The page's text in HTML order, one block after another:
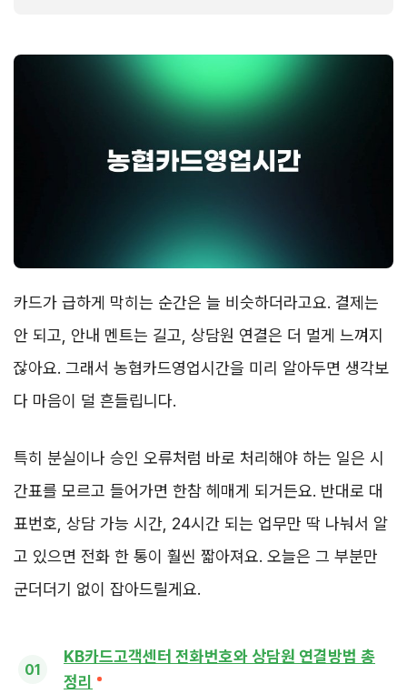
카드가 급하게 막히는 순간은 늘 비슷하더라고요. 결제는
안 되고, 안내 멘트는 길고, 상담원 연결은 더 멀게 느껴지
잖아요. 그래서 농협카드영업시간을 미리 알아두면 생각보
다 마음이 덜 흔들립니다.
특히 분실이나 승인 오류처럼 바로 처리해야 하는 일은 시
간표를 모르고 들어가면 한참 헤매게 되거든요. 반대로 대
표번호, 상담 가능 시간, 24시간 되는 업무만 딱 나눠서 알
고 있으면 전화 한 통이 훨씬 짧아져요. 오늘은 그 부분만
군더더기 없이 잡아드릴게요.
KB카드고객센터 전화번호와 상담원 연결방법 총
정리